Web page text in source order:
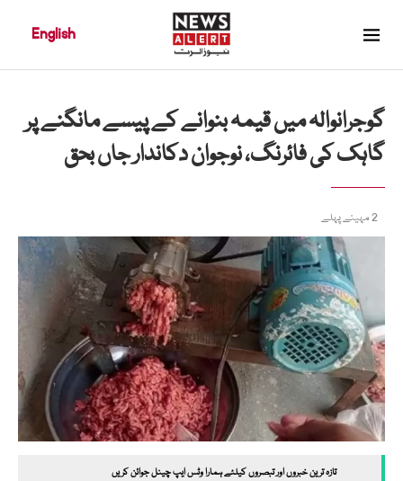
English
گوجرانوالہ میں قیمہ بنوانے کے پیسے مانگنے پر
گاہک کی فائرنگ، نوجوان دکاندار جاں بحق
2 مہینے پہلے
تازہ ترین خبروں اور تبصروں کیلئے ہمارا وٹس ایپ چینل جوائن کریں